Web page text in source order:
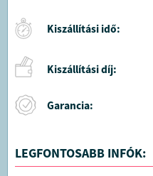
Kiszállítási idő:
Kiszállítási díj:
Garancia:
LEGFONTOSABB INFÓK: